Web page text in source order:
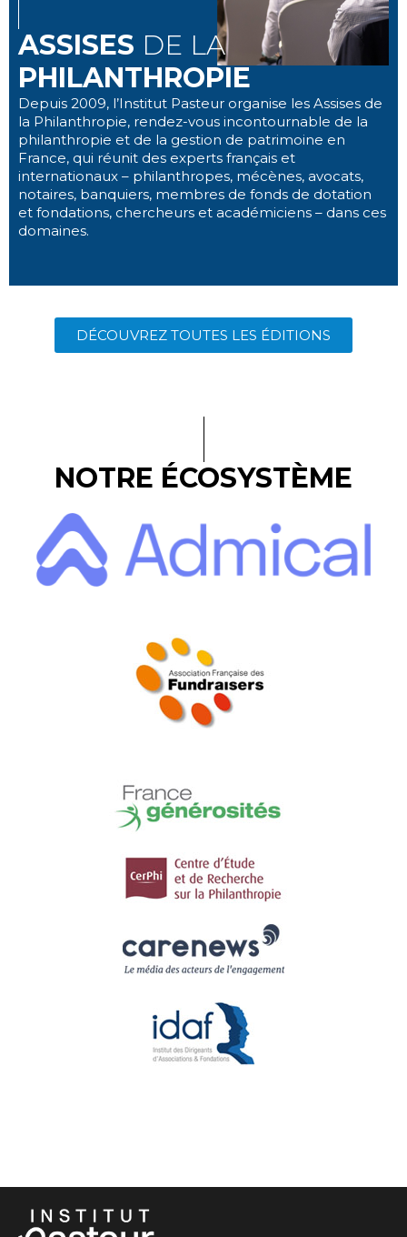
ASSISES DE LA
PHILANTHROPIE
Depuis 2009, l’Institut Pasteur organise les Assises de
la Philanthropie, rendez-vous incontournable de la
philanthropie et de la gestion de patrimoine en
France, qui réunit des experts français et
internationaux – philanthropes, mécènes, avocats,
notaires, banquiers, membres de fonds de dotation
et fondations, chercheurs et académiciens – dans ces
domaines.
DÉCOUVREZ TOUTES LES ÉDITIONS
NOTRE ÉCOSYSTÈME